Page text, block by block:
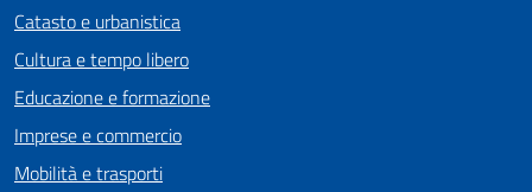
Catasto e urbanistica
Cultura e tempo libero
Educazione e formazione
Imprese e commercio
Mobilità e trasporti